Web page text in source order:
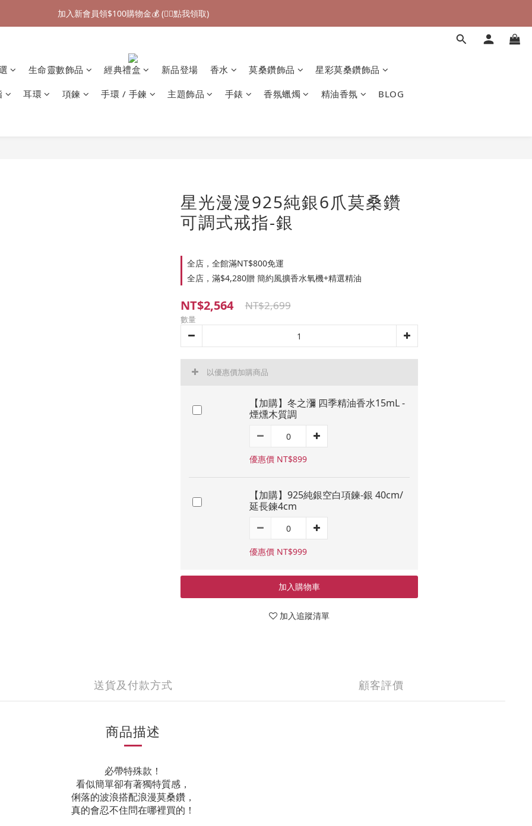
加入新會員領$100購物金💰 (👉🏻點我領取)
加入新會員領$100購物金💰 (👉🏻點我領取)
加入新會員領$100購物金💰 (👉🏻點我領取)
生命靈數飾品 經典禮盒 新品登場 香水 莫桑鑽飾品 星彩莫桑鑽飾品
耳環 項鍊 手環 / 手鍊 主題飾品 手錶 香氛蠟燭 精油香氛 BLOG
星光漫漫925純銀6爪莫桑鑽
可調式戒指-銀
全店，全館滿NT$800免運
全店，滿$4,280贈 簡約風擴香水氧機+精選精油
NT$2,564 NT$2,699
數量
以優惠價加購商品
【加購】冬之瀰 四季精油香水15mL -
煙燻木質調
優惠價 NT$899
【加購】925純銀空白項鍊-銀 40cm/
延長鍊4cm
優惠價 NT$999
加入購物車
加入追蹤清單
送貨及付款方式 顧客評價
商品描述
必帶特殊款！
看似簡單卻有著獨特質感，
俐落的波浪搭配浪漫莫桑鑽，
真的會忍不住問在哪裡買的！